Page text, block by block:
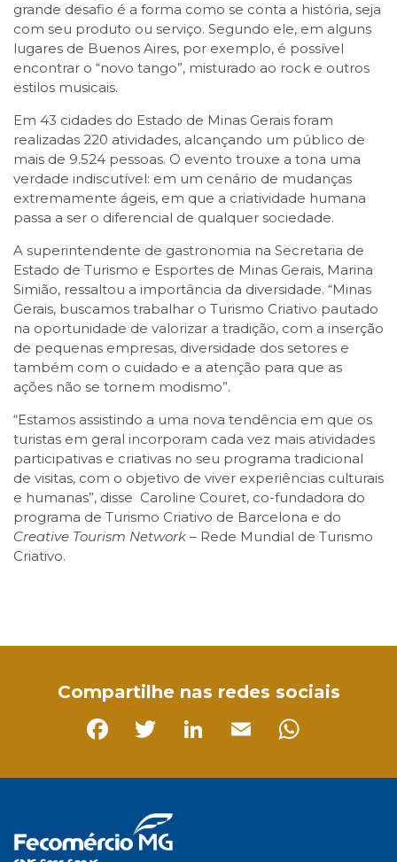
grande desafio é a forma como se conta a história, seja
com seu produto ou serviço. Segundo ele, em alguns
lugares de Buenos Aires, por exemplo, é possível
encontrar o “novo tango”, misturado ao rock e outros
estilos musicais.
Em 43 cidades do Estado de Minas Gerais foram
realizadas 220 atividades, alcançando um público de
mais de 9.524 pessoas. O evento trouxe a tona uma
verdade indiscutível: em um cenário de mudanças
extremamente ágeis, em que a criatividade humana
passa a ser o diferencial de qualquer sociedade.
A superintendente de gastronomia na Secretaria de
Estado de Turismo e Esportes de Minas Gerais, Marina
Simião, ressaltou a importância da diversidade. “Minas
Gerais, buscamos trabalhar o Turismo Criativo pautado
na oportunidade de valorizar a tradição, com a inserção
de pequenas empresas, diversidade dos setores e
também com o cuidado e a atenção para que as
ações não se tornem modismo”.
“Estamos assistindo a uma nova tendência em que os
turistas em geral incorporam cada vez mais atividades
participativas e criativas no seu programa tradicional
de visitas, com o objetivo de viver experiências culturais
e humanas”, disse Caroline Couret, co-fundadora do
programa de Turismo Criativo de Barcelona e do
Creative Tourism Network – Rede Mundial de Turismo
Criativo.
Compartilhe nas redes sociais